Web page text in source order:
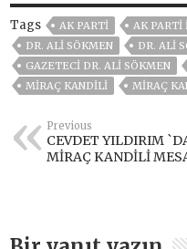
Tags AK PARTİ AK PARTI
DR. ALI SÖKMEN
DR. ALİ
GAZETECI DR. ALI SÖKMEN
MIRAÇ KANDILI
MIRAÇ
Previous
CEVDET YILDIRIM
MİRAÇ KANDİLİ